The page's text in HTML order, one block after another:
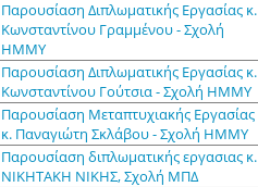
Παρουσίαση Διπλωματικής Εργασίας κ.
Κωνσταντίνου Γραμμένου - Σχολή
ΗΜΜΥ
Παρουσίαση Διπλωματικής Εργασίας κ.
Κωνσταντίνου Γούτσια - Σχολή ΗΜΜΥ
Παρουσίαση Μεταπτυχιακής Εργασίας
κ. Παναγιώτη Σκλάβου - Σχολή ΗΜΜΥ
Παρουσίαση διπλωματικής εργασιας κ.
ΝΙΚΗΤΑΚΗ ΝΙΚΗΣ, Σχολή ΜΠΔ